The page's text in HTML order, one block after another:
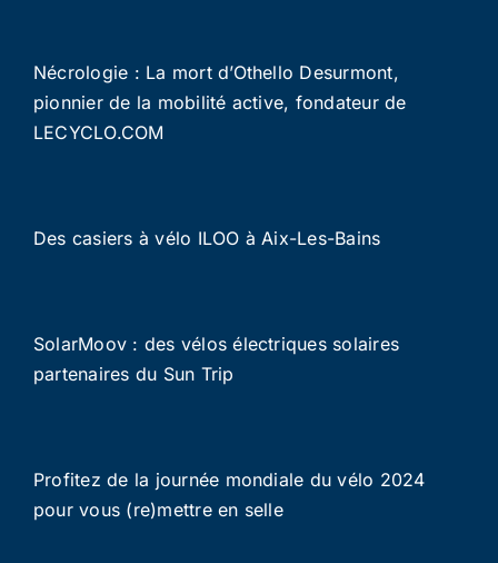
Nécrologie : La mort d’Othello Desurmont,
pionnier de la mobilité active, fondateur de
LECYCLO.COM
Des casiers à vélo ILOO à Aix-Les-Bains
SolarMoov : des vélos électriques solaires
partenaires du Sun Trip
Profitez de la journée mondiale du vélo 2024
pour vous (re)mettre en selle